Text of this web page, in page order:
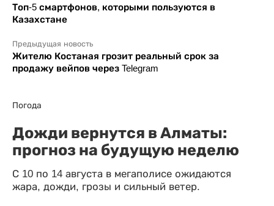
Топ-5 смартфонов, которыми пользуются в
Казахстане
Предыдущая новость
Жителю Костаная грозит реальный срок за
продажу вейпов через Telegram
Погода
Дожди вернутся в Алматы:
прогноз на будущую неделю
С 10 по 14 августа в мегаполисе ожидаются
жара, дожди, грозы и сильный ветер.